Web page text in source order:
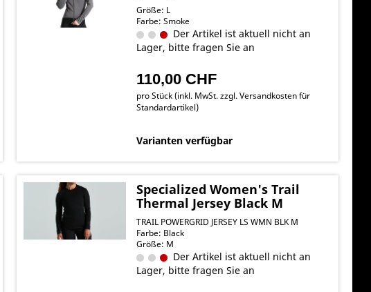
Größe: L
Farbe: Smoke
Der Artikel ist aktuell nicht an
Lager, bitte fragen Sie an
110,00 CHF
pro Stück (inkl. MwSt. zzgl.Versandkosten für
Standardartikel)
Varianten verfügbar
Specialized Women's Trail
Thermal Jersey Black M
TRAIL POWERGRID JERSEY LS WMN BLK M
Farbe: Black
Größe: M
Der Artikel ist aktuell nicht an
Lager, bitte fragen Sie an